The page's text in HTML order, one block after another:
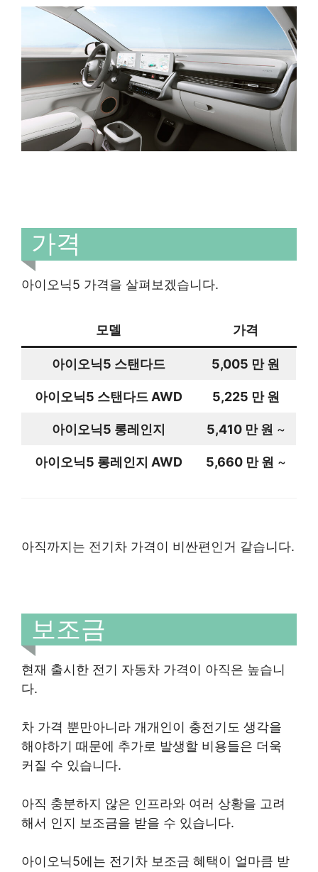
가격
아이오닉5 가격을 살펴보겠습니다.
모델 가격
아이오닉5 스탠다드 5,005 만 원
아이오닉5 스탠다드 AWD 5,225 만 원
아이오닉5 롱레인지 5,410 만 원 ~
아이오닉5 롱레인지 AWD 5,660 만 원 ~
아직까지는 전기차 가격이 비싼편인거 같습니다.
보조금
현재 출시한 전기 자동차 가격이 아직은 높습니
다.
차 가격 뿐만아니라 개개인이 충전기도 생각을
해야하기 때문에 추가로 발생할 비용들은 더욱
커질 수 있습니다.
아직 충분하지 않은 인프라와 여러 상황을 고려
해서 인지 보조금을 받을 수 있습니다.
아이오닉5에는 전기차 보조금 혜택이 얼마큼 받